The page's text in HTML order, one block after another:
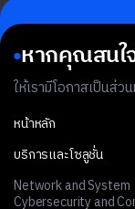
หากคุณสนใ
ให้เรามีโอกาสเป็นส่
หน้าหลัก
บริการและโซลูชั่น
Network and System
Cybersecurity and